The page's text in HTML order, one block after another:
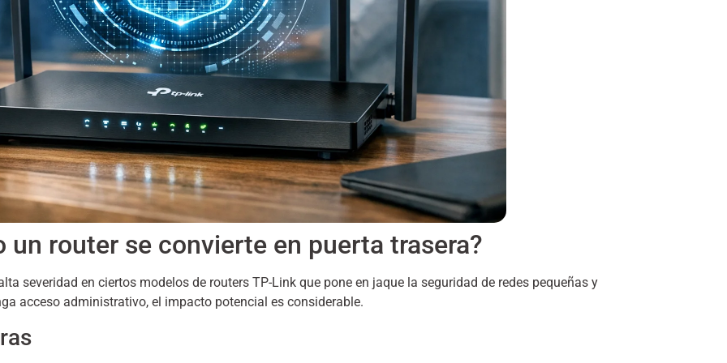
un router se convierte en puerta trasera?
severidad en ciertos modelos de routers TP-Link que pone en jaque la seguridad de redes pequeñas y
acceso administrativo, el impacto potencial es considerable.